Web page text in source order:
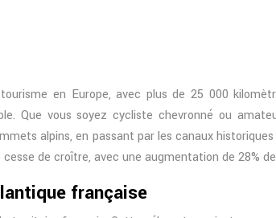
en Europe, avec plus de 25 000
Que vous soyez cycliste chevronné ou
alpins, en passant par les canaux
de croître, avec une augmentation de 28%
française